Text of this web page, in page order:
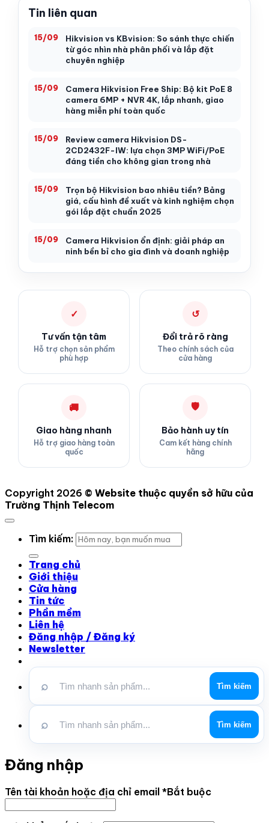
Tin liên quan
15/09
Hikvision vs KBvision: So sánh thực chiến
từ góc nhìn nhà phân phối và lắp đặt
chuyên nghiệp
15/09
Camera Hikvision Free Ship: Bộ kit PoE 8
camera 6MP + NVR 4K, lắp nhanh, giao
hàng miễn phí toàn quốc
15/09
Review camera Hikvision DS-
2CD2432F-IW: lựa chọn 3MP WiFi/PoE
đáng tiền cho không gian trong nhà
15/09
Trọn bộ Hikvision bao nhiêu tiền? Bảng
giá, cấu hình đề xuất và kinh nghiệm chọn
gói lắp đặt chuẩn 2025
15/09
Camera Hikvision ổn định: giải pháp an
ninh bền bỉ cho gia đình và doanh nghiệp
✓
Tư vấn tận tâm
Hỗ trợ chọn sản phẩm
phù hợp
↺
Đổi trả rõ ràng
Theo chính sách của
cửa hàng
🚚
Giao hàng nhanh
Hỗ trợ giao hàng toàn
quốc
🛡
Bảo hành uy tín
Cam kết hàng chính
hãng
Copyright 2026 © Website thuộc quyền sở hữu của
Trường Thịnh Telecom
Tìm kiếm:
Trang chủ
Giới thiệu
Cửa hàng
Tin tức
Phần mềm
Liên hệ
Đăng nhập / Đăng ký
Newsletter
⌕ Tìm kiếm
⌕ Tìm kiếm
Đăng nhập
Tên tài khoản hoặc địa chỉ email *Bắt buộc